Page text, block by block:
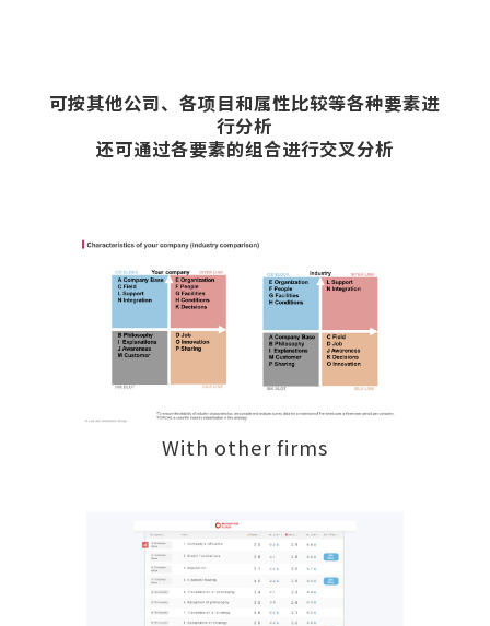
可按其他公司、各项目和属性比较等各种要素进
行分析
还可通过各要素的组合进行交叉分析
With other firms